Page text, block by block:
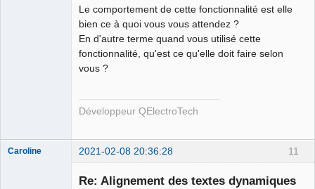
Le comportement de cette fonctionnalité est elle
bien ce à quoi vous vous attendez ?
En d'autre terme quand vous utilisé cette
fonctionnalité, qu'est ce qu'elle doit faire selon
vous ?
Développeur QElectroTech
11
Caroline 2021-02-08 20:36:28
Re: Alignement des textes dynamiques